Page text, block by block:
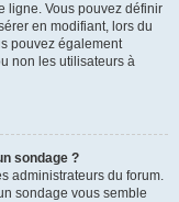
ligne. Vous pouvez définir
en modifiant, lors du
pouvez également
non les utilisateurs à
sondage ?
administrateurs du forum.
sondage vous semble